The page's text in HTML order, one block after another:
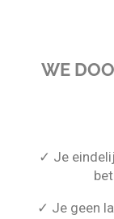
WE
✓ Je
✓ Je geen